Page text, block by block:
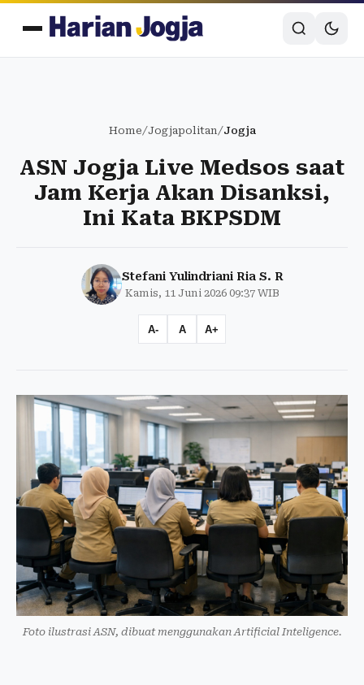
Home/Jogjapolitan/Jogja
ASN Jogja Live Medsos saat
Jam Kerja Akan Disanksi,
Ini Kata BKPSDM
Stefani Yulindriani Ria S. R
Kamis, 11 Juni 2026 09:37 WIB
A- A A+
Foto ilustrasi ASN, dibuat menggunakan Artificial Inteligence.